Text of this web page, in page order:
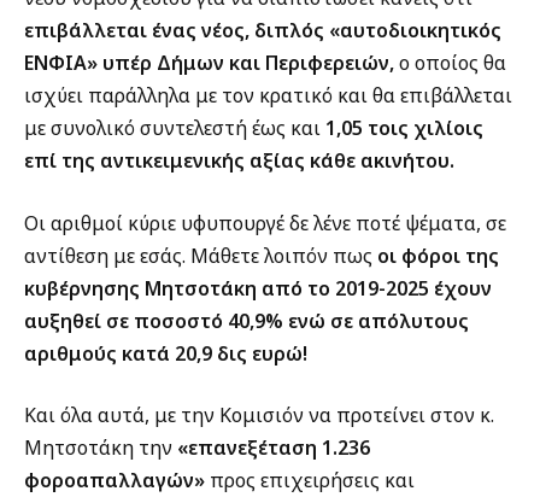
επιβάλλεται ένας νέος, διπλός «αυτοδιοικητικός
ΕΝΦΙΑ» υπέρ Δήμων και Περιφερειών,ο οποίος θα
ισχύει παράλληλα με τον κρατικό και θα επιβάλλεται
με συνολικό συντελεστή έως και 1,05 τοις χιλίοις
επί της αντικειμενικής αξίας κάθε ακινήτου.
Οι αριθμοί κύριε υφυπουργέ δε λένε ποτέ ψέματα, σε
αντίθεση με εσάς. Μάθετε λοιπόν πως οι φόροι της
κυβέρνησης Μητσοτάκη από το 2019-2025 έχουν
αυξηθεί σε ποσοστό 40,9% ενώ σε απόλυτους
αριθμούς κατά 20,9 δις ευρώ!
Και όλα αυτά, με την Κομισιόν να προτείνει στον κ.
Μητσοτάκη την «επανεξέταση 1.236
φοροαπαλλαγών» προς επιχειρήσεις και